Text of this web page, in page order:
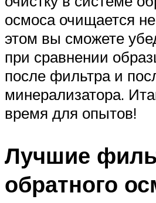
осмоса очищается
этом вы сможете
при сравнении
после фильтра и
минерализатора.
время для опытов!
Лучшие
обратного